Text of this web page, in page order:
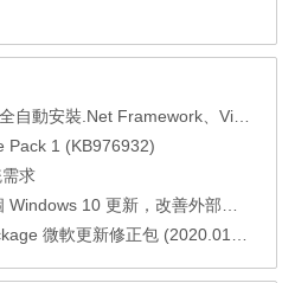
、Visual C++、DirectX、Flash Player、JRE
Pack 1 (KB976932)
求
置安全性、解決HTTPS安全漏洞、印表機呼叫(RPC)漏洞
微軟更新修正包 (2020.01月份)